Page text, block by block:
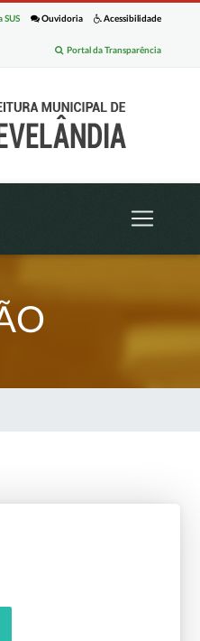
Acessibilidade
Ouvidoria
Portal da Transparência